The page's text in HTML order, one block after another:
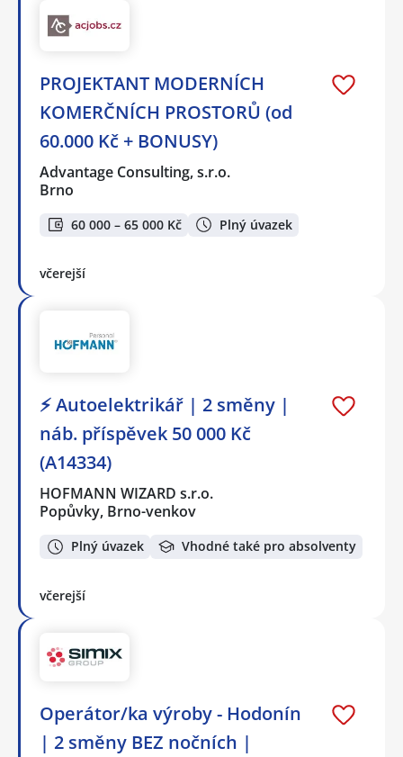
PROJEKTANT MODERNÍCH
KOMERČNÍCH PROSTORŮ (od
60.000 Kč + BONUSY)
Advantage Consulting, s.r.o.
Brno
60 000 – 65 000 Kč Plný úvazek
včerejší
⚡ Autoelektrikář | 2 směny |
náb. příspěvek 50 000 Kč
(A14334)
HOFMANN WIZARD s.r.o.
Popůvky, Brno-venkov
Plný úvazek Vhodné také pro absolventy
včerejší
Operátor/ka výroby - Hodonín
| 2 směny BEZ nočních |